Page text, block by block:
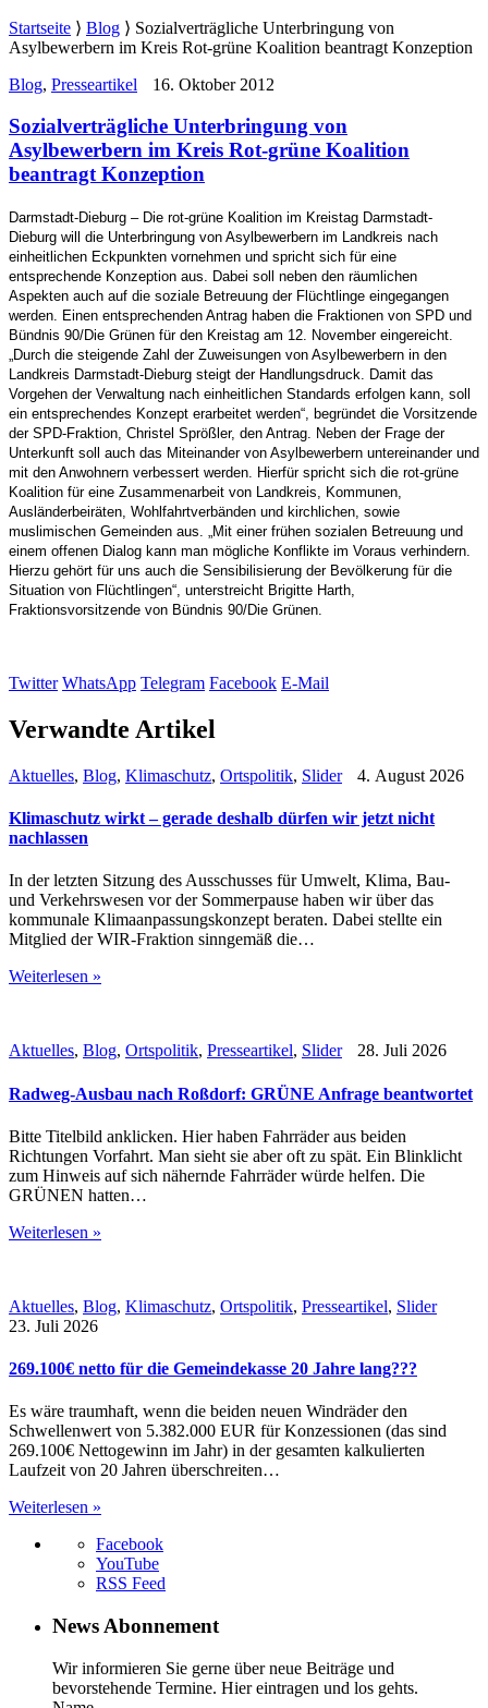
Startseite ⟩ Blog ⟩ Sozialverträgliche Unterbringung von
Asylbewerbern im Kreis Rot-grüne Koalition beantragt Konzeption
Blog, Presseartikel 16. Oktober 2012
Sozialverträgliche Unterbringung von
Asylbewerbern im Kreis Rot-grüne Koalition
beantragt Konzeption
Darmstadt-Dieburg – Die rot-grüne Koalition im Kreistag Darmstadt-
Dieburg will die Unterbringung von Asylbewerbern im Landkreis nach
einheitlichen Eckpunkten vornehmen und spricht sich für eine
entsprechende Konzeption aus. Dabei soll neben den räumlichen
Aspekten auch auf die soziale Betreuung der Flüchtlinge eingegangen
werden. Einen entsprechenden Antrag haben die Fraktionen von SPD und
Bündnis 90/Die Grünen für den Kreistag am 12. November eingereicht.
„Durch die steigende Zahl der Zuweisungen von Asylbewerbern in den
Landkreis Darmstadt-Dieburg steigt der Handlungsdruck. Damit das
Vorgehen der Verwaltung nach einheitlichen Standards erfolgen kann, soll
ein entsprechendes Konzept erarbeitet werden“, begründet die Vorsitzende
der SPD-Fraktion, Christel Sprößler, den Antrag. Neben der Frage der
Unterkunft soll auch das Miteinander von Asylbewerbern untereinander und
mit den Anwohnern verbessert werden. Hierfür spricht sich die rot-grüne
Koalition für eine Zusammenarbeit von Landkreis, Kommunen,
Ausländerbeiräten, Wohlfahrtverbänden und kirchlichen, sowie
muslimischen Gemeinden aus. „Mit einer frühen sozialen Betreuung und
einem offenen Dialog kann man mögliche Konflikte im Voraus verhindern.
Hierzu gehört für uns auch die Sensibilisierung der Bevölkerung für die
Situation von Flüchtlingen“, unterstreicht Brigitte Harth,
Fraktionsvorsitzende von Bündnis 90/Die Grünen.
Twitter WhatsApp Telegram Facebook E-Mail
Verwandte Artikel
Aktuelles, Blog, Klimaschutz, Ortspolitik, Slider 4. August 2026
Klimaschutz wirkt – gerade deshalb dürfen wir jetzt nicht
nachlassen
In der letzten Sitzung des Ausschusses für Umwelt, Klima, Bau-
und Verkehrswesen vor der Sommerpause haben wir über das
kommunale Klimaanpassungskonzept beraten. Dabei stellte ein
Mitglied der WIR-Fraktion sinngemäß die…
Weiterlesen »
Aktuelles, Blog, Ortspolitik, Presseartikel, Slider 28. Juli 2026
Radweg-Ausbau nach Roßdorf: GRÜNE Anfrage beantwortet
Bitte Titelbild anklicken. Hier haben Fahrräder aus beiden
Richtungen Vorfahrt. Man sieht sie aber oft zu spät. Ein Blinklicht
zum Hinweis auf sich nähernde Fahrräder würde helfen. Die
GRÜNEN hatten…
Weiterlesen »
Aktuelles, Blog, Klimaschutz, Ortspolitik, Presseartikel, Slider
23. Juli 2026
269.100€ netto für die Gemeindekasse 20 Jahre lang???
Es wäre traumhaft, wenn die beiden neuen Windräder den
Schwellenwert von 5.382.000 EUR für Konzessionen (das sind
269.100€ Nettogewinn im Jahr) in der gesamten kalkulierten
Laufzeit von 20 Jahren überschreiten…
Weiterlesen »
Facebook
YouTube
RSS Feed
News Abonnement
Wir informieren Sie gerne über neue Beiträge und
bevorstehende Termine. Hier eintragen und los gehts.